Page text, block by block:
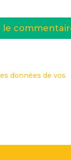
données de vos